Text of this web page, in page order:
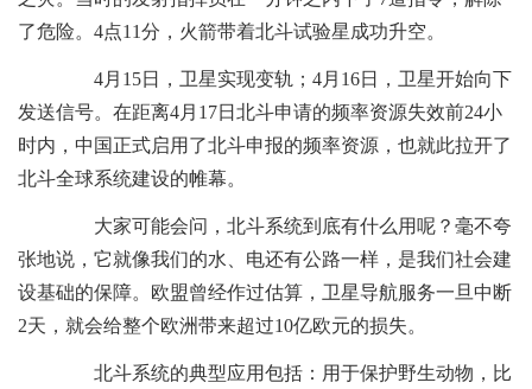
了危险。4点11分，火箭带着北斗试验星成功升空。
4月15日，卫星实现变轨；4月16日，卫星开始向下
发送信号。在距离4月17日北斗申请的频率资源失效前24小
时内，中国正式启用了北斗申报的频率资源，也就此拉开了
北斗全球系统建设的帷幕。
大家可能会问，北斗系统到底有什么用呢？毫不夸
张地说，它就像我们的水、电还有公路一样，是我们社会建
设基础的保障。欧盟曾经作过估算，卫星导航服务一旦中断
2天，就会给整个欧洲带来超过10亿欧元的损失。
北斗系统的典型应用包括：用于保护野生动物，比